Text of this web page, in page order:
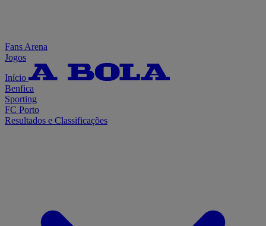
Fans Arena
Jogos
Início
Benfica
Sporting
FC Porto
Resultados e Classificações